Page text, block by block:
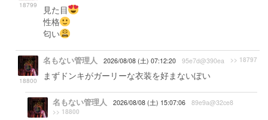
18799
見た目
性格
匂い
18800
名もない管理人 2026/08/08 (土) 07:12:20 95e7d@390ea >> 18797
まずドンキがガーリーな衣装を好まないぽい
名もない管理人 2026/08/08 (土) 15:07:06 89e9a@32ce8
>> 18800